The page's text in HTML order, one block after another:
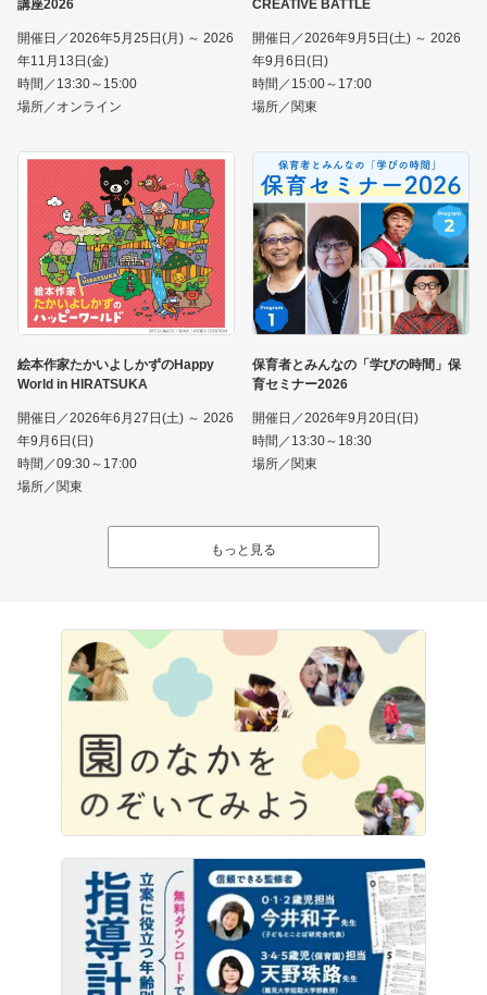
講座2026
開催日／2026年5月25日(月) ～ 2026
年11月13日(金)
時間／13:30～15:00
場所／オンライン
CREATIVE BATTLE
開催日／2026年9月5日(土) ～ 2026
年9月6日(日)
時間／15:00～17:00
場所／関東
絵本作家たかいよしかずのHappy
World in HIRATSUKA
開催日／2026年6月27日(土) ～ 2026
年9月6日(日)
時間／09:30～17:00
場所／関東
保育者とみんなの「学びの時間」保
育セミナー2026
開催日／2026年9月20日(日)
時間／13:30～18:30
場所／関東
もっと見る